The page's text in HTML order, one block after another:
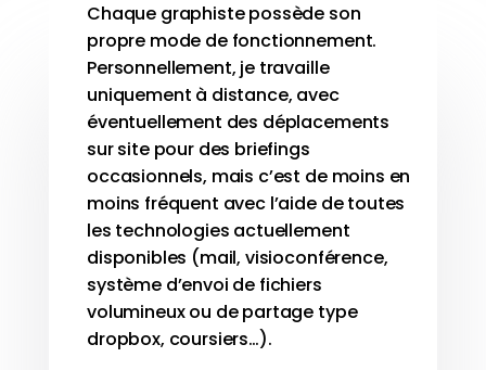
Chaque graphiste possède son
propre mode de fonctionnement.
Personnellement, je travaille
uniquement à distance, avec
éventuellement des déplacements
sur site pour des briefings
occasionnels, mais c’est de moins en
moins fréquent avec l’aide de toutes
les technologies actuellement
disponibles (mail, visioconférence,
système d’envoi de fichiers
volumineux ou de partage type
dropbox, coursiers…).